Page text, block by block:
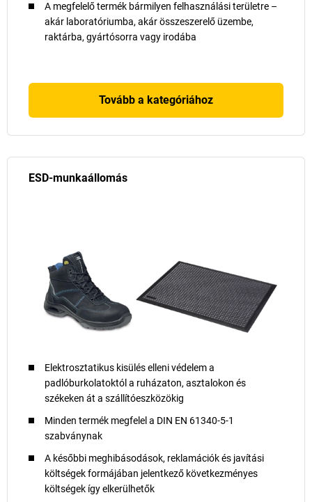
A megfelelő termék bármilyen felhasználási területre –
akár laboratóriumba, akár összeszerelő üzembe,
raktárba, gyártósorra vagy irodába
Tovább a kategóriához
ESD-munkaállomás
Elektrosztatikus kisülés elleni védelem a
padlóburkolatoktól a ruházaton, asztalokon és
székeken át a szállítóeszközökig
Minden termék megfelel a DIN EN 61340-5-1
szabványnak
A későbbi meghibásodások, reklamációk és javítási
költségek formájában jelentkező következményes
költségek így elkerülhetők